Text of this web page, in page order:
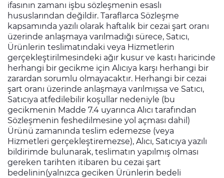
ifasının zamanı işbu sözleşmenin esaslı
hususlarından değildir. Taraflarca Sözleşme
kapsamında yazılı olarak haftalık bir cezai şart oranı
üzerinde anlaşmaya varılmadığı sürece, Satıcı,
Ürünlerin teslimatındaki veya Hizmetlerin
gerçekleştirilmesindeki ağır kusur ve kastı haricinde
herhangi bir gecikme için Alıcıya karşı herhangi bir
zarardan sorumlu olmayacaktır. Herhangi bir cezai
şart oranı üzerinde anlaşmaya varılmışsa ve Satıcı,
Satıcıya atfedilebilir koşullar nedeniyle (bu
gecikmenin Madde 7.4 uyarınca Alıcı tarafından
Sözleşmenin feshedilmesine yol açması dahil)
Ürünü zamanında teslim edemezse (veya
Hizmetleri gerçekleştiremezse), Alıcı, Satıcıya yazılı
bildirimde bulunarak, teslimatın yapılmış olması
gereken tarihten itibaren bu cezai şart
bedelinin(yalnızca geciken Ürünlerin bedeli